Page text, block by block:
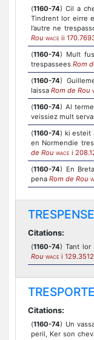
(1160-74) Cil a
Tindrent lor eirre
l’autre ne
Rou WACE ii
(1160-74) Mult
trespassees Rom
(1160-74)
laissa Rom de Rou
(1160-74) Al
veissiez mult
(1160-74) ki esteit
en Normendie
de Rou WACE i
(1160-74) En
pena Rom de Rou
Citations:
(1160-74) Tant lor
Rou WACE i 129.3512
Citations:
(1160-74) Un
peril, Ker son